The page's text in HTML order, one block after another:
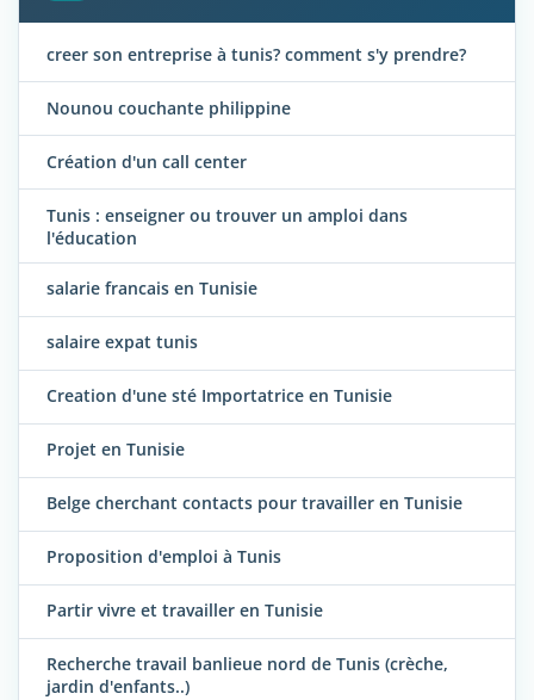
creer son entreprise à tunis? comment s'y prendre?
Nounou couchante philippine
Création d'un call center
Tunis : enseigner ou trouver un amploi dans
l'éducation
salarie francais en Tunisie
salaire expat tunis
Creation d'une sté Importatrice en Tunisie
Projet en Tunisie
Belge cherchant contacts pour travailler en Tunisie
Proposition d'emploi à Tunis
Partir vivre et travailler en Tunisie
Recherche travail banlieue nord de Tunis (crèche,
jardin d'enfants..)